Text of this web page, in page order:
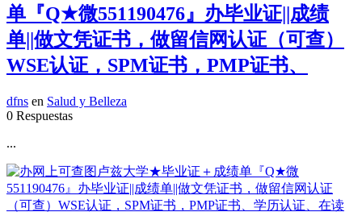
单『Q★微551190476』办毕业证||成绩
单||做文凭证书，做留信网认证（可查）
WSE认证，SPM证书，PMP证书、
dfns en Salud y Belleza
0 Respuestas
...